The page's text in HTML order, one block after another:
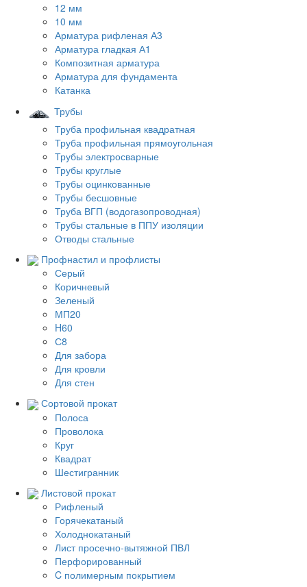
12 мм
10 мм
Арматура рифленая А3
Арматура гладкая А1
Композитная арматура
Арматура для фундамента
Катанка
Трубы
Труба профильная квадратная
Труба профильная прямоугольная
Трубы электросварные
Трубы круглые
Трубы оцинкованные
Трубы бесшовные
Труба ВГП (водогазопроводная)
Трубы стальные в ППУ изоляции
Отводы стальные
Профнастил и профлисты
Серый
Коричневый
Зеленый
МП20
H60
С8
Для забора
Для кровли
Для стен
Сортовой прокат
Полоса
Проволока
Круг
Квадрат
Шестигранник
Листовой прокат
Рифленый
Горячекатаный
Холоднокатаный
Лист просечно-вытяжной ПВЛ
Перфорированный
C полимерным покрытием